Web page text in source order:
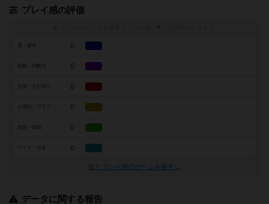
プレイ感の評価
※
0
戦略・判断力 0
0
0
0
アート・外見 0
似たプレイ感のゲームを探す→
データに関する報告